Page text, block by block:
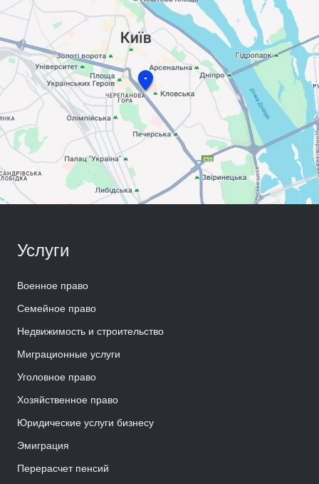
Услуги
Военное право
Семейное право
Недвижимость и строительство
Миграционные услуги
Уголовное право
Хозяйственное право
Юридические услуги бизнесу
Эмиграция
Перерасчет пенсий